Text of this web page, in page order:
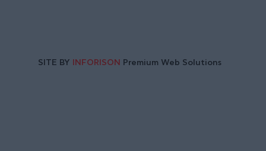
SITE BY INFORISON Premium Web Solutions